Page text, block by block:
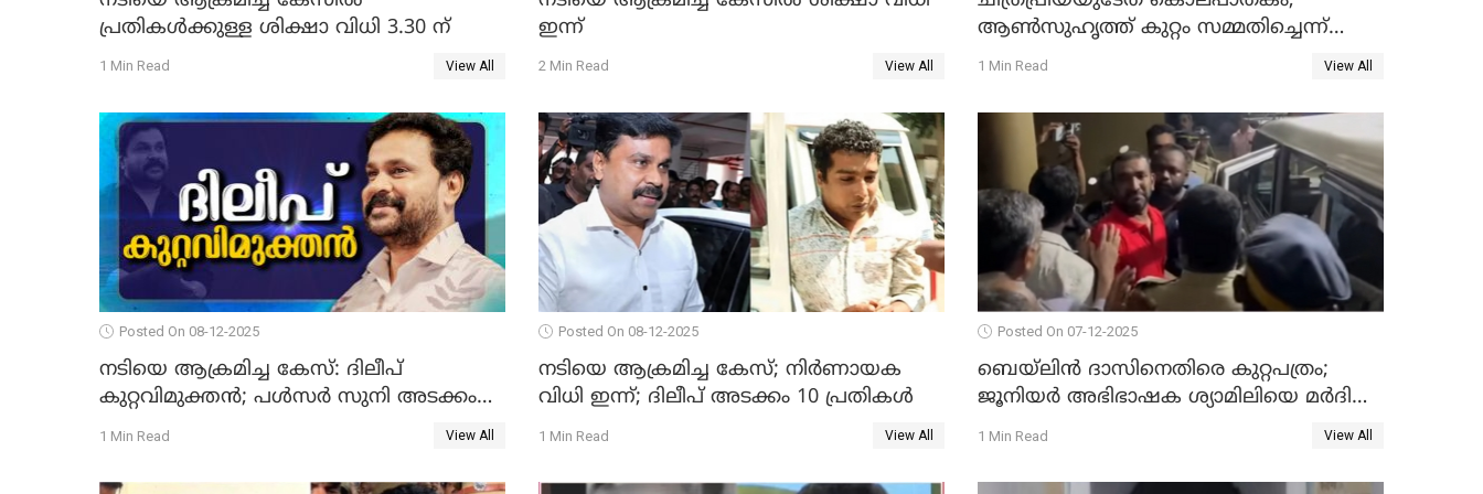
പ്രതികള്‍ക്കുള്ള ശിക്ഷാ വിധി 3.30 ന്
1 Min Read View All
ഇന്ന്
2 Min Read View All
ആണ്‍സുഹൃത്ത് കുറ്റം സമ്മതിച്ചെന്ന്
പൊലീസ്
1 Min Read View All
Posted On 08-12-2025
നടിയെ ആക്രമിച്ച കേസ്: ദിലീപ്
കുറ്റവിമുക്തന്‍; പള്‍സര്‍ സുനി അടക്കം
ആറു പ്രതികള്‍ കുറ്റക്കാര്‍; ശിക്ഷവിധി 12
1 Min Read View All
Posted On 08-12-2025
നടിയെ ആക്രമിച്ച കേസ്; നിർണായക
വിധി ഇന്ന്; ദിലീപ് അടക്കം 10 പ്രതികൾ
1 Min Read View All
Posted On 07-12-2025
ബെയ്‌ലിന്‍ ദാസിനെതിരെ കുറ്റപത്രം;
ജൂനിയർ അഭിഭാഷക ശ്യാമിലിയെ മർദിച്ച
കേസ്
1 Min Read View All